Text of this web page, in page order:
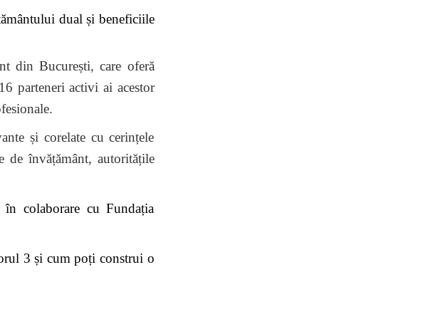
dual și beneficiile
din București, care oferă
parteneri activi ai acestor
și corelate cu cerințele
de învățământ, autoritățile
colaborare cu Fundația
3 și cum poți construi o